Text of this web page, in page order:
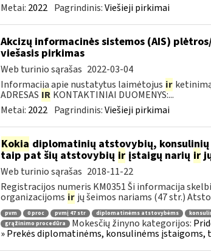
Metai: 2022 Pagrindinis:Viešieji pirkimai
Akcizų informacinės sistemos (AIS)
viešasis pirkimas
Web turinio sąrašas 2022-03-04
Informacija apie nustatytus laimėtojus ir
ADRESAS IR KONTAKTINIAI DUOMENYS:...
Metai: 2022 Pagrindinis:Viešieji pirkimai
Kokia diplomatinių atstovybių,
taip pat šių atstovybių irįstaigų narių ir
Web turinio sąrašas 2018-11-22
Registracijos numeris KM0351 Ši informacija
organizacijoms ir jų šeimos nariams (47 str.)
pvm 0 proc pvmį 47 str diplomatinėms atstovybėms
grąžinimo procedūra
Mokesčių žinyno kategorijos:
» Prekės diplomatinėms, konsulinėms įstaigoms,